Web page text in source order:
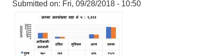
Submitted on: Fri, 09/28/2018 - 10:50